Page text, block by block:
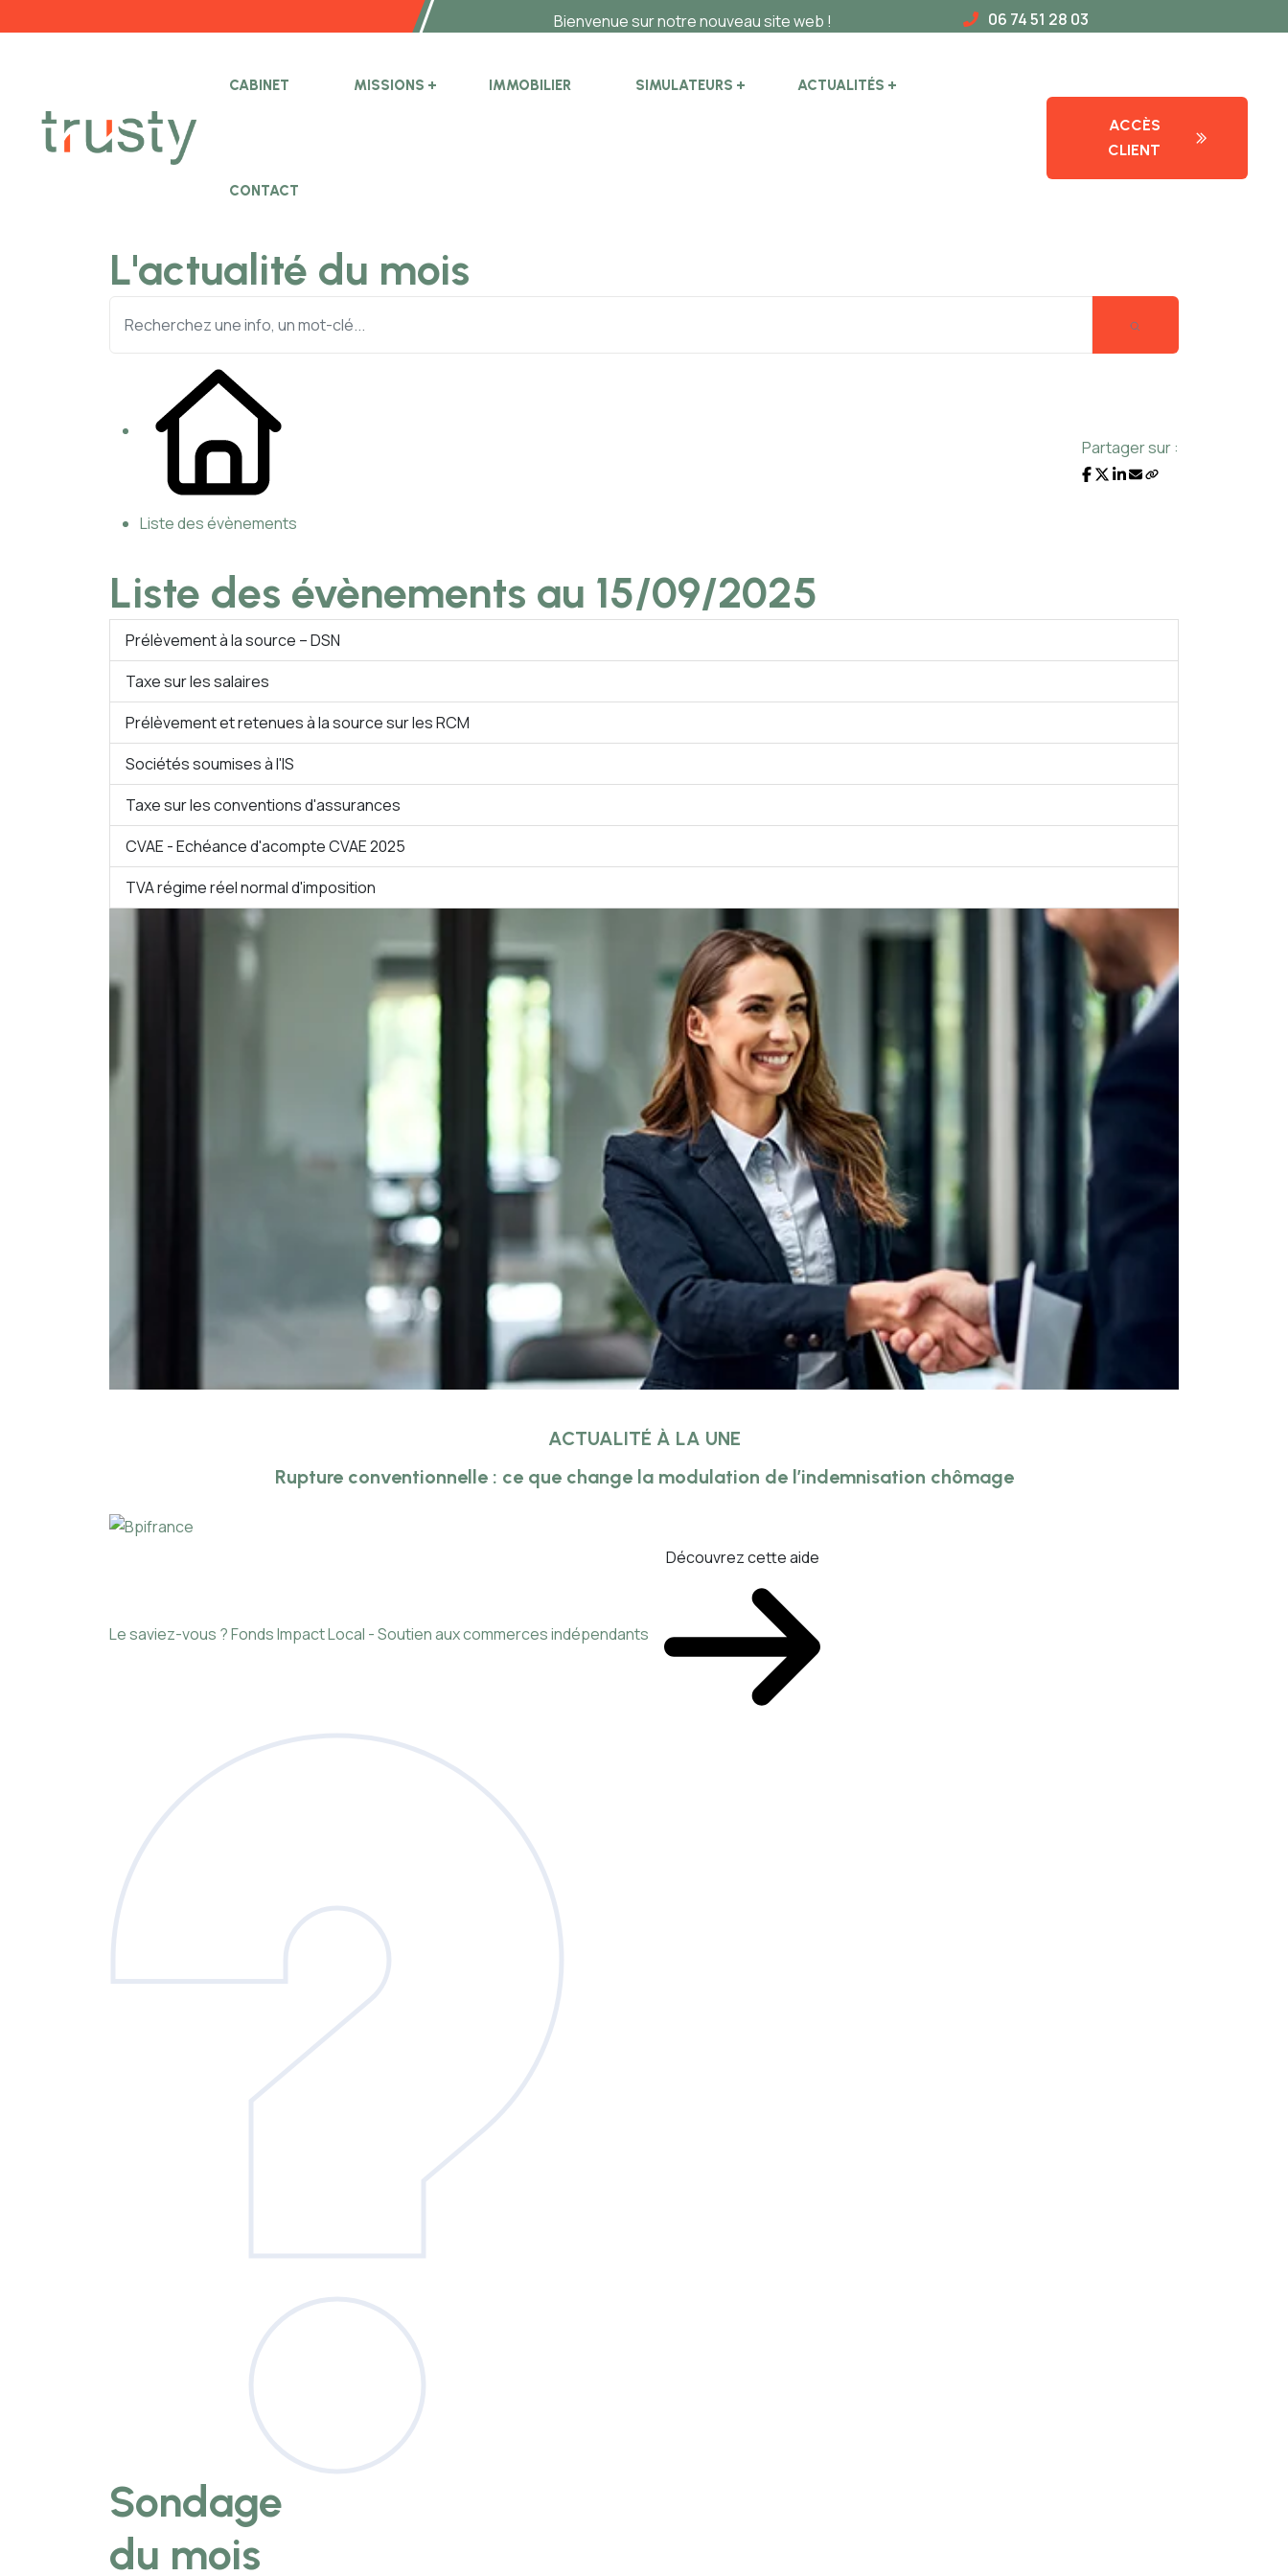
Bienvenue sur notre nouveau site web ! 06 74 51 28 03
CABINET MISSIONS IMMOBILIER SIMULATEURS ACTUALITÉS
CONTACT
ACCÈS
CLIENT
L'actualité du mois
Liste des évènements
Partager sur :
Liste des évènements au 15/09/2025
Prélèvement à la source – DSN
Taxe sur les salaires
Prélèvement et retenues à la source sur les RCM
Sociétés soumises à l'IS
Taxe sur les conventions d'assurances
CVAE - Echéance d'acompte CVAE 2025
TVA régime réel normal d'imposition
ACTUALITÉ À LA UNE
Rupture conventionnelle : ce que change la modulation de l’indemnisation chômage
Le saviez-vous ?Fonds Impact Local - Soutien aux commerces indépendants
Découvrez cette aide
Sondage
du mois